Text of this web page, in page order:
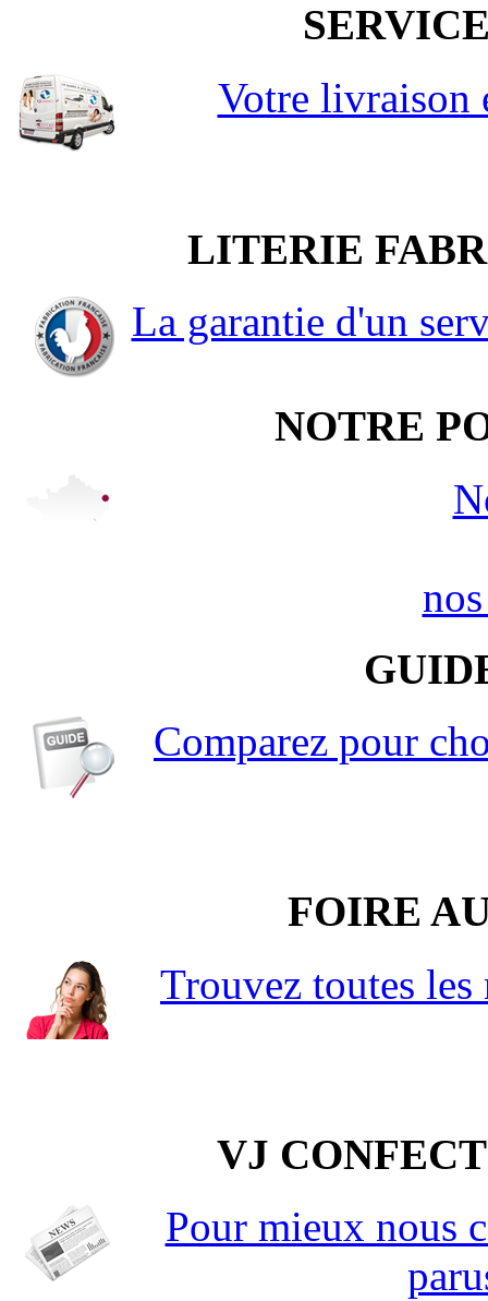
Votre livraison
LITERIE
La garantie d'un
NOTRE
Comparez pour
FOIRE
Trouvez toutes les
VJ
Pour mieux nous